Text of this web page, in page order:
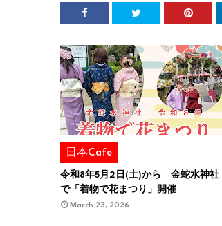
日本Cafe
令和8年5月2日(土)から 金蛇水神社
で「着物で花まつり」開催
March 23, 2026